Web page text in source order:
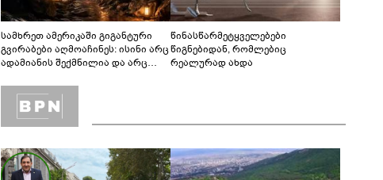
სამხრეთ ამერიკაში გიგანტური
გვირაბები აღმოაჩინეს: ისინი არც
ადამიანის შექმნილია და არც
ლაბირინთები?
წინასწარმეტყველებები
წიგნებიდან, რომლებიც
რეალურად ახდა